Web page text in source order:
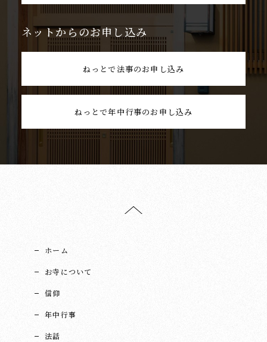
ネットからのお申し込み
ねっとで法事のお申し込み
ねっとで年中行事のお申し込み
ホーム
お寺について
信仰
年中行事
法話